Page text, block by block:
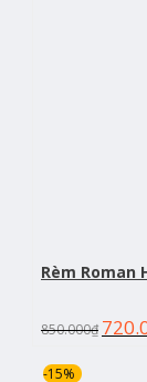
Rèm Roman
850.000₫
-15%